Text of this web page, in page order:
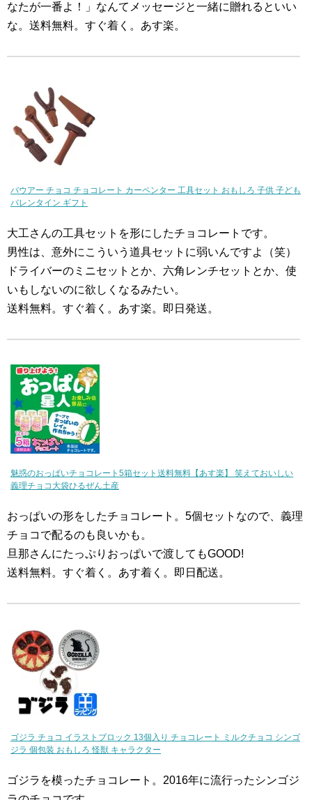
なたが一番よ！」なんてメッセージと一緒に贈れるといい
な。送料無料。すぐ着く。あす楽。
バウアー チョコ チョコレート カーペンター 工具セット おもしろ 子供 子ども
バレンタイン ギフト
大工さんの工具セットを形にしたチョコレートです。
男性は、意外にこういう道具セットに弱いんですよ（笑）
ドライバーのミニセットとか、六角レンチセットとか、使
いもしないのに欲しくなるみたい。
送料無料。すぐ着く。あす楽。即日発送。
魅惑のおっぱいチョコレート5箱セット送料無料【あす楽】 笑えておいしい
義理チョコ大袋ひるぜん土産
おっぱいの形をしたチョコレート。5個セットなので、義理
チョコで配るのも良いかも。
旦那さんにたっぷりおっぱいで渡してもGOOD!
送料無料。すぐ着く。あす着く。即日配送。
ゴジラ チョコ イラストブロック 13個入り チョコレート ミルクチョコ シンゴ
ジラ 個包装 おもしろ 怪獣 キャラクター
ゴジラを模ったチョコレート。2016年に流行ったシンゴジ